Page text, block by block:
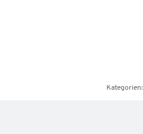
Kategorien: